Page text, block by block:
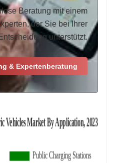
Beratung mit einem
der Sie bei Ihrer
Entscheidung unterstützt.
& Expertenberatung